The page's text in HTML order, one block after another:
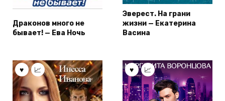
Драконов много не
бывает! — Ева Ночь
Эверест. На грани
жизни — Екатерина
Васина